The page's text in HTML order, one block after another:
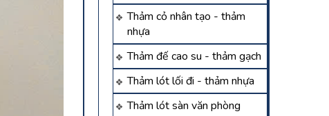
Thảm cỏ nhân tạo - thảm
nhựa
Thảm đế cao su - thảm gạch
Thảm lót lối đi - thảm nhựa
Thảm lót sàn văn phòng